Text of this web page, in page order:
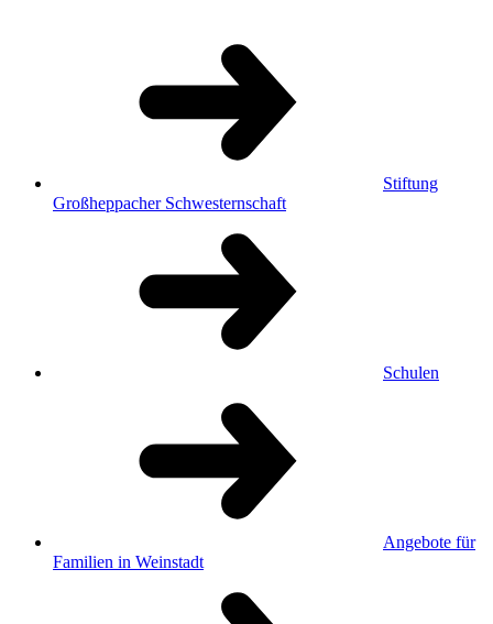
Stiftung
Großheppacher Schwesternschaft
Schulen
Angebote für
Familien in Weinstadt